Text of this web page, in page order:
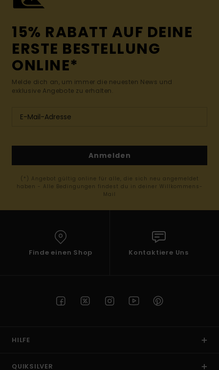
15% RABATT AUF DEINE
ERSTE BESTELLUNG
ONLINE*
Melde dich an, um immer die neuesten News und
exklusive Angebote zu erhalten.
Anmelden
(*) Angebot gültig online für alle, die sich neu angemeldet
haben - Alle Bedingungen findest du in deiner Willkommens-
Mail
Finde einen Shop Kontaktiere Uns
HILFE
QUIKSILVER